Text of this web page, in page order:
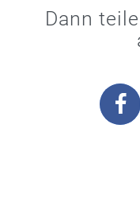
Dann